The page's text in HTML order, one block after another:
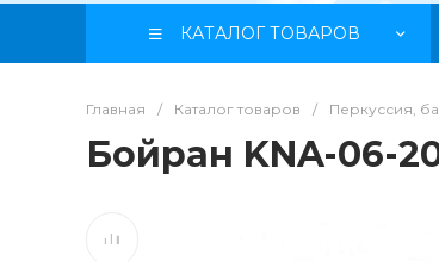
КАТАЛОГ ТОВАРОВ
Главная / Каталог товаров / Перкуссия,
Бойран KNA-06-